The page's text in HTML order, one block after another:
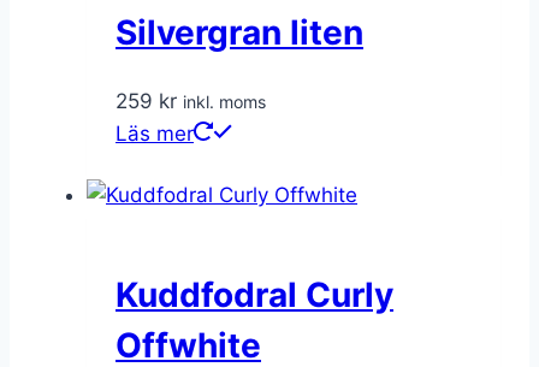
Silvergran liten
259 kr inkl. moms
Läs mer
Kuddfodral Curly
Offwhite